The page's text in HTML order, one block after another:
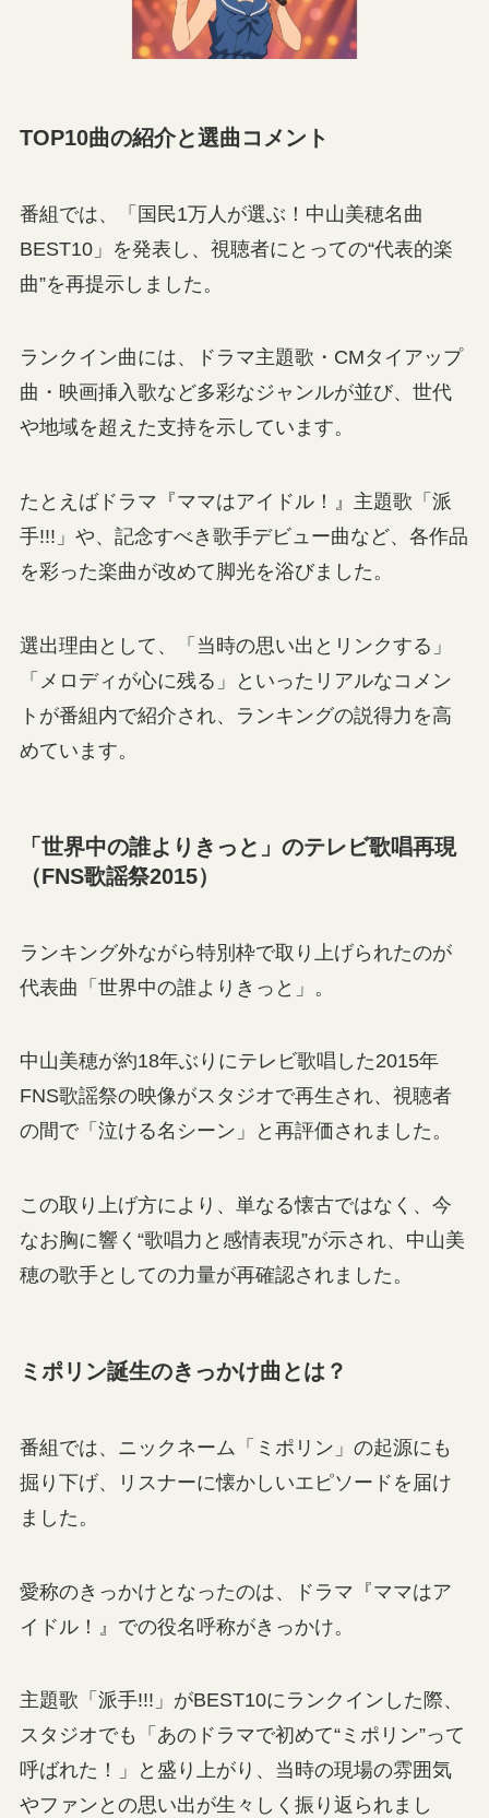
TOP10曲の紹介と選曲コメント
番組では、「国民1万人が選ぶ！中山美穂名曲
BEST10」を発表し、視聴者にとっての“代表的楽
曲”を再提示しました。
ランクイン曲には、ドラマ主題歌・CMタイアップ
曲・映画挿入歌など多彩なジャンルが並び、世代
や地域を超えた支持を示しています。
たとえばドラマ『ママはアイドル！』主題歌「派
手!!!」や、記念すべき歌手デビュー曲など、各作品
を彩った楽曲が改めて脚光を浴びました。
選出理由として、「当時の思い出とリンクする」
「メロディが心に残る」といったリアルなコメン
トが番組内で紹介され、ランキングの説得力を高
めています。
「世界中の誰よりきっと」のテレビ歌唱再現
（FNS歌謡祭2015）
ランキング外ながら特別枠で取り上げられたのが
代表曲「世界中の誰よりきっと」。
中山美穂が約18年ぶりにテレビ歌唱した2015年
FNS歌謡祭の映像がスタジオで再生され、視聴者
の間で「泣ける名シーン」と再評価されました。
この取り上げ方により、単なる懐古ではなく、今
なお胸に響く“歌唱力と感情表現”が示され、中山美
穂の歌手としての力量が再確認されました。
ミポリン誕生のきっかけ曲とは？
番組では、ニックネーム「ミポリン」の起源にも
掘り下げ、リスナーに懐かしいエピソードを届け
ました。
愛称のきっかけとなったのは、ドラマ『ママはア
イドル！』での役名呼称がきっかけ。
主題歌「派手!!!」がBEST10にランクインした際、
スタジオでも「あのドラマで初めて“ミポリン”って
呼ばれた！」と盛り上がり、当時の現場の雰囲気
やファンとの思い出が生々しく振り返られまし